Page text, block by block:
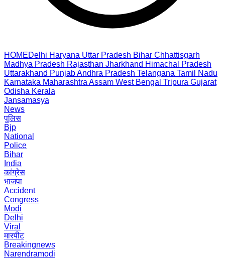
HOMEDelhi Haryana Uttar Pradesh Bihar Chhattisgarh
Madhya Pradesh Rajasthan Jharkhand Himachal Pradesh
Uttarakhand PunjabAndhra Pradesh Telangana Tamil Nadu
Karnataka Maharashtra Assam West Bengal Tripura Gujarat
Odisha Kerala
Jansamasya
News
पुलिस
Bjp
National
Police
Bihar
India
कांग्रेस
भाजपा
Accident
Congress
Modi
Delhi
Viral
मारपीट
Breakingnews
Narendramodi